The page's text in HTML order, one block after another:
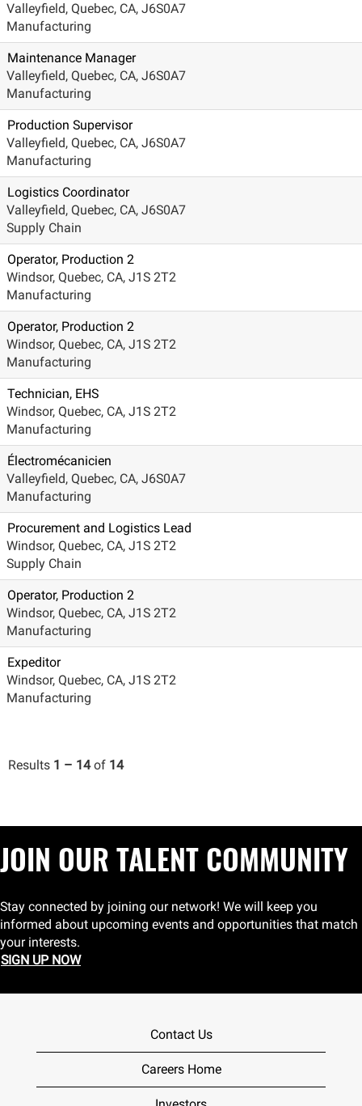
Valleyfield, Quebec, CA, J6S0A7
Manufacturing
Maintenance Manager
Valleyfield, Quebec, CA, J6S0A7
Manufacturing
Production Supervisor
Valleyfield, Quebec, CA, J6S0A7
Manufacturing
Logistics Coordinator
Valleyfield, Quebec, CA, J6S0A7
Supply Chain
Operator, Production 2
Windsor, Quebec, CA, J1S 2T2
Manufacturing
Operator, Production 2
Windsor, Quebec, CA, J1S 2T2
Manufacturing
Technician, EHS
Windsor, Quebec, CA, J1S 2T2
Manufacturing
Électromécanicien
Valleyfield, Quebec, CA, J6S0A7
Manufacturing
Procurement and Logistics Lead
Windsor, Quebec, CA, J1S 2T2
Supply Chain
Operator, Production 2
Windsor, Quebec, CA, J1S 2T2
Manufacturing
Expeditor
Windsor, Quebec, CA, J1S 2T2
Manufacturing
Results 1 – 14of 14
JOIN OUR TALENT COMMUNITY
Stay connected by joining our network! We will keep you
informed about upcoming events and opportunities that match
your interests.
SIGN UP NOW
Contact Us
Careers Home